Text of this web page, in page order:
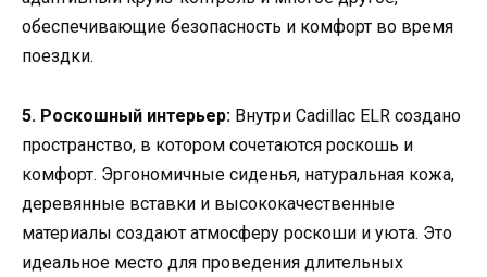
обеспечивающие безопасность и комфорт во время
поездки.
5. Роскошный интерьер: Внутри Cadillac ELR создано
пространство, в котором сочетаются роскошь и
комфорт. Эргономичные сиденья, натуральная кожа,
деревянные вставки и высококачественные
материалы создают атмосферу роскоши и уюта. Это
идеальное место для проведения длительных